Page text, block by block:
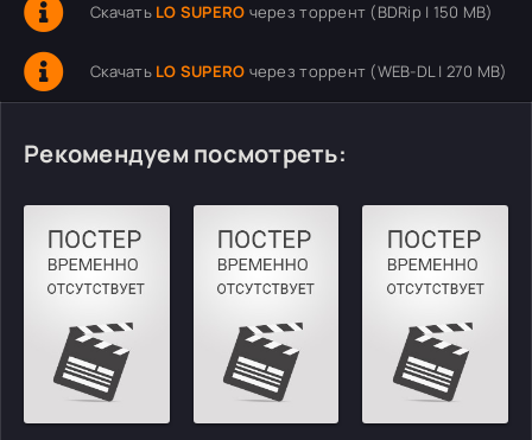
Скачать LO SUPERO через торрент (BDRip | 150 MB)
Скачать LO SUPERO через торрент (WEB-DL | 270 MB)
Рекомендуем посмотреть: